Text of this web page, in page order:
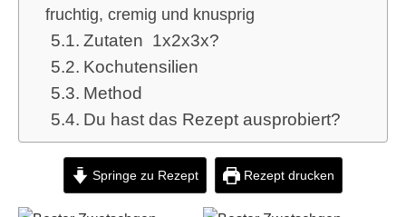
fruchtig, cremig und knusprig
Zutaten 1x2x3x?
Kochutensilien
Method
Du hast das Rezept ausprobiert?
Springe zu Rezept Rezept drucken